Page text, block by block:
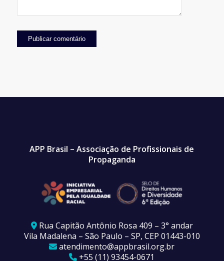
APP Brasil – Associação de Profissionais de
Propaganda
Rua Capitão Antônio Rosa 409 – 3° andar
Vila Madalena – São Paulo – SP, CEP 01443-010
atendimento@appbrasil.org.br
+55 (11) 93454-0671